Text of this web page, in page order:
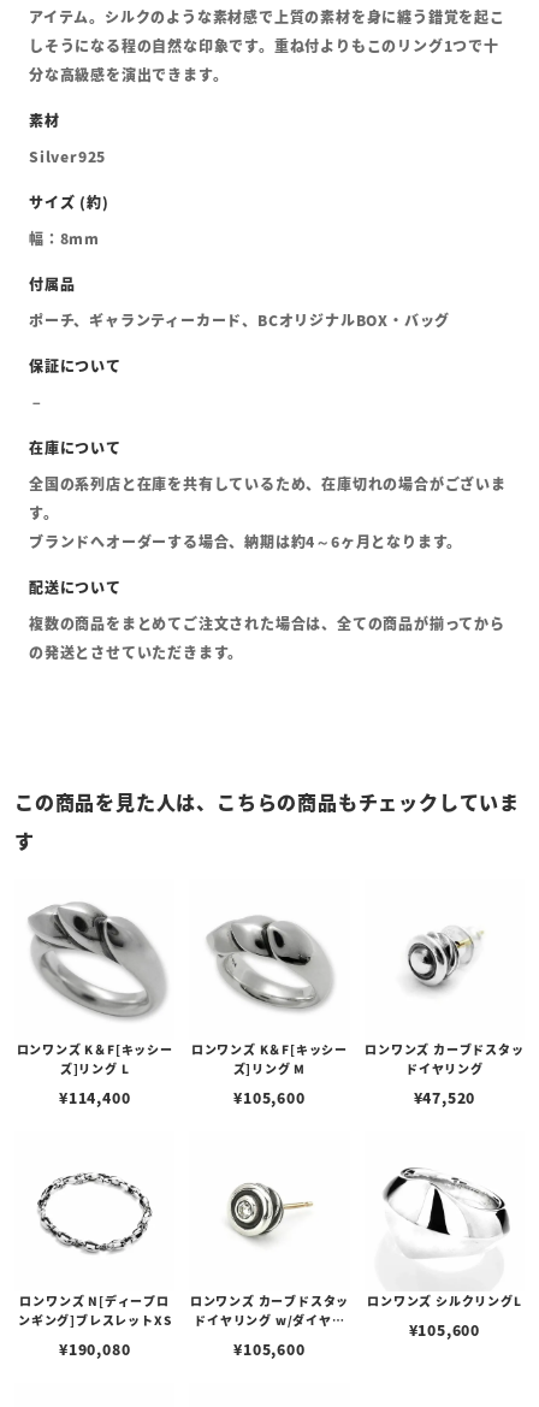
アイテム。シルクのような素材感で上質の素材を身に纏う錯覚を起こ
しそうになる程の自然な印象です。重ね付よりもこのリング1つで十
分な高級感を演出できます。
Silver925
幅：8mm
ポーチ、ギャランティーカード、BCオリジナルBOX・バッグ
全国の系列店と在庫を共有しているため、在庫切れの場合がございま
す。
ブランドへオーダーする場合、納期は約4～6ヶ月となります。
複数の商品をまとめてご注文された場合は、全ての商品が揃ってから
の発送とさせていただきます。
この商品を見た人は、こちらの商品もチェックしていま
す
ロンワンズ K＆F[キッシー
ズ]リング L
¥114,400
ロンワンズ K＆F[キッシー
ズ]リング M
¥105,600
ロンワンズ カーブドスタッ
ドイヤリング
¥47,520
ロンワンズ N[ディープロ
ンギング]ブレスレットXS
¥190,080
ロンワンズ カーブドスタッ
ドイヤリング w/ダイヤモ
¥105,600
ロンワンズ シルクリングL
¥105,600